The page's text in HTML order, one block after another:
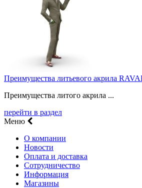
Преимущества литьевого акрила
Преимущества литого акрила ...
перейти в раздел
Меню
О компании
Новости
Оплата и доставка
Сотрудничество
Информация
Магазины